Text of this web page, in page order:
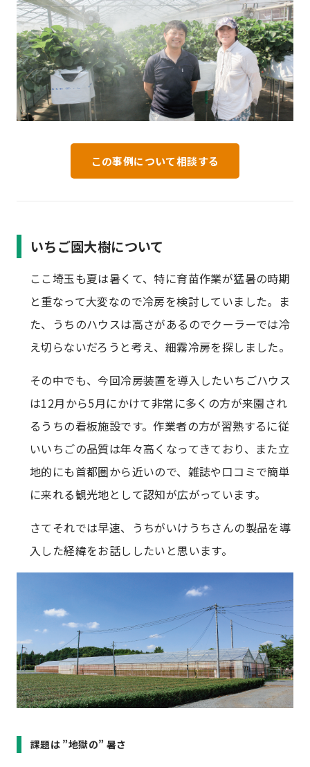
この事例について相談する
いちご園大樹について
ここ埼玉も夏は暑くて、特に育苗作業が猛暑の時期
と重なって大変なので冷房を検討していました。ま
た、うちのハウスは高さがあるのでクーラーでは冷
え切らないだろうと考え、細霧冷房を探しました。
その中でも、今回冷房装置を導入したいちごハウス
は12月から5月にかけて非常に多くの方が来園され
るうちの看板施設です。作業者の方が習熟するに従
いいちごの品質は年々高くなってきており、また立
地的にも首都圏から近いので、雑誌や口コミで簡単
に来れる観光地として認知が広がっています。
さてそれでは早速、うちがいけうちさんの製品を導
入した経緯をお話ししたいと思います。
課題は ”地獄の” 暑さ